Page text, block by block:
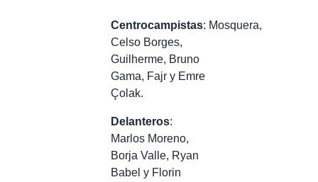
Centrocampistas: Mosquera,
Celso Borges,
Guilherme, Bruno
Gama, Fajr y Emre
Çolak.
Delanteros:
Marlos Moreno,
Borja Valle, Ryan
Babel y Florin